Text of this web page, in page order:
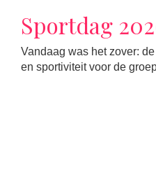
Sportdag
Vandaag was het zover:
en sportiviteit voor de